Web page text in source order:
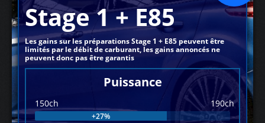
Stage 1 + E85
Les gains sur les préparations Stage 1 + E85 peuvent être
limités par le débit de carburant, les gains annoncés ne
peuvent donc pas être garantis
Puissance
150ch 190ch
+27%